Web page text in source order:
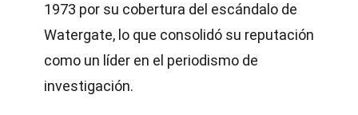
1973 por su cobertura del escándalo de
Watergate, lo que consolidó su reputación
como un líder en el periodismo de
investigación.